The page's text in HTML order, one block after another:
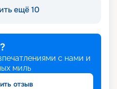
ещё 10
с нами и
миль
отзыв